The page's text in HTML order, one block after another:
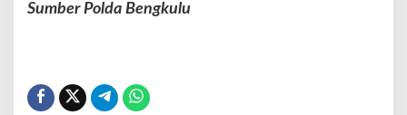
Sumber Polda Bengkulu